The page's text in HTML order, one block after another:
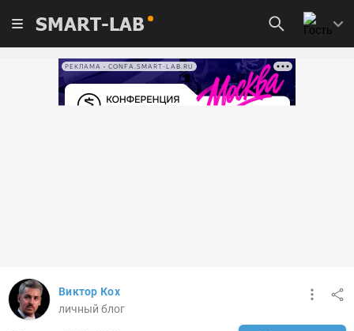
SMART-LAB
РЕКЛАМА • CONFA.SMART-LAB.RU
Виктор Кох
личный блог